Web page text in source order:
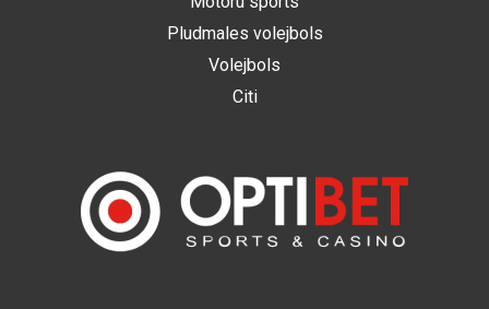
Pludmales volejbols
Volejbols
Citi